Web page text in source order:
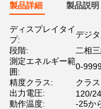
製品詳細 製品説明
ディスプレイタイ
プ:
デジ
段階:
二相
測定エネルギー範
囲:
0-
精度クラス:
クラス
出力電圧:
120/
動作温度:
-25か